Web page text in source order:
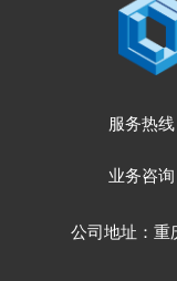
服务热线
业务咨询
公司地址：重